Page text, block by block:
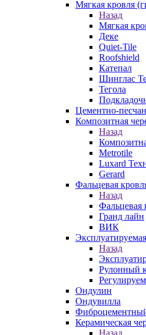
Мягкая кровля
Назад
Мягкая
Деке
Quiet-Tile
Roofshield
Катепал
Шинглас
Тегола
Цементно-
Композитная
Назад
Metrotile
Luxard
Gerard
Фальцевая
Назад
Фальцевая
Гранд лайн
ВИК
Назад
Рулонный
Ондулин
Ондувилла
Керамическая
Назад